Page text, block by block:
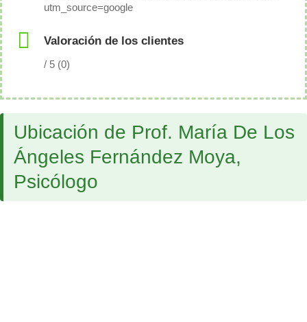
utm_source=google
Valoración de los clientes
/ 5 (0)
Ubicación de Prof. María De Los
Ángeles Fernández Moya,
Psicólogo